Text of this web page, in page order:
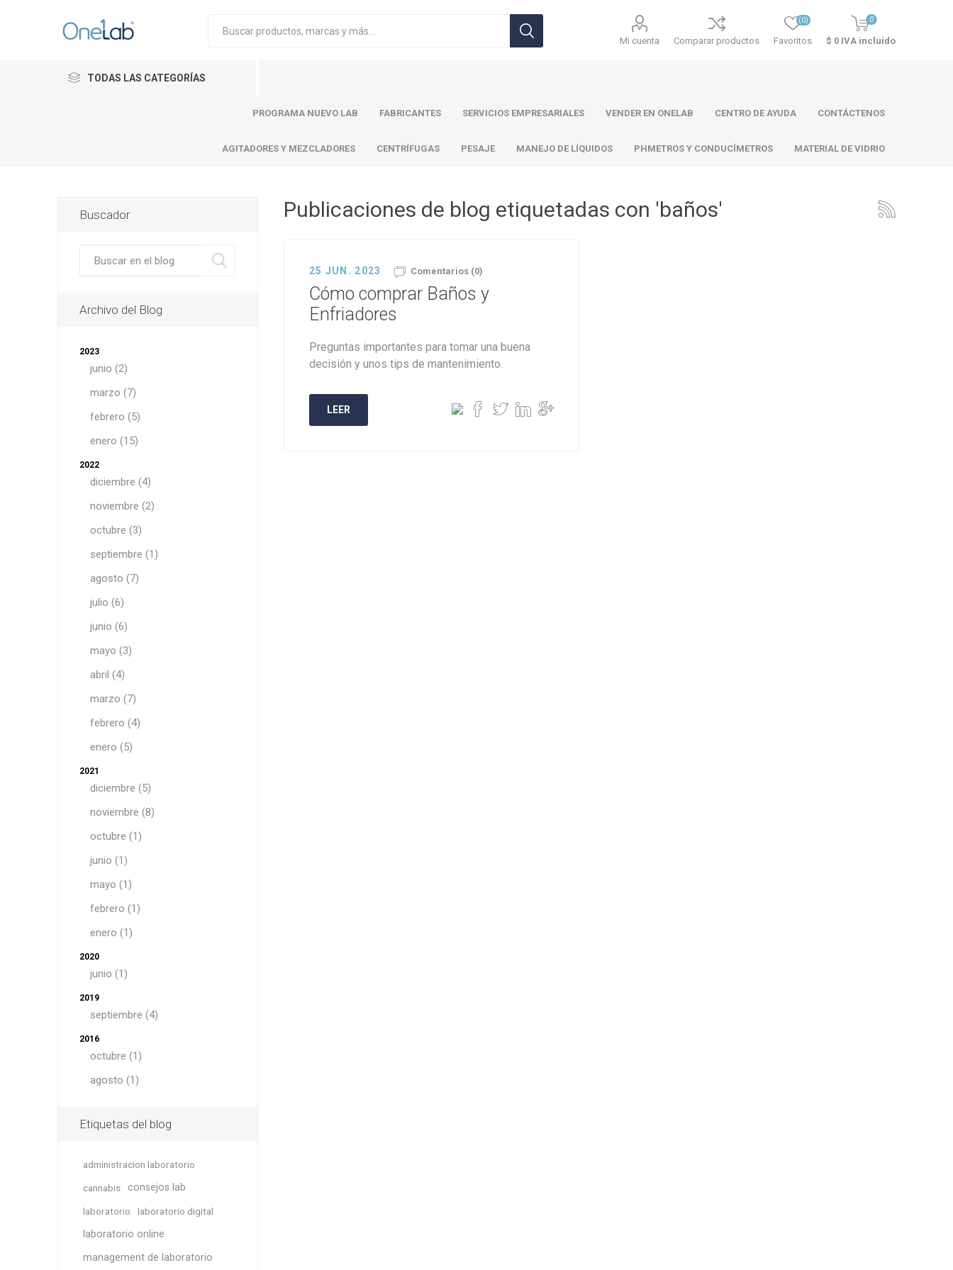
Mi cuenta Comparar productos Favoritos
(0) 0
$ 0 IVA incluido
TODAS LAS CATEGORÍAS
PROGRAMA NUEVO LAB FABRICANTES SERVICIOS EMPRESARIALES VENDER EN ONELAB CENTRO DE AYUDA CONTÁCTENOS
AGITADORES Y MEZCLADORES CENTRÍFUGAS PESAJE MANEJO DE LÍQUIDOS PHMETROS Y CONDUCÍMETROS MATERIAL DE VIDRIO
Publicaciones de blog etiquetadas con 'baños'
25 JUN. 2023 Comentarios (0)
Cómo comprar Baños y
Enfriadores
Preguntas importantes para tomar una buena
decisión y unos tips de mantenimiento.
LEER
Buscador
Archivo del Blog
2023
junio (2)
marzo (7)
febrero (5)
enero (15)
2022
diciembre (4)
noviembre (2)
octubre (3)
septiembre (1)
agosto (7)
julio (6)
junio (6)
mayo (3)
abril (4)
marzo (7)
febrero (4)
enero (5)
2021
diciembre (5)
noviembre (8)
octubre (1)
junio (1)
mayo (1)
febrero (1)
enero (1)
2020
junio (1)
2019
septiembre (4)
2016
octubre (1)
agosto (1)
Etiquetas del blog
administracion laboratorio
cannabis consejos lab
laboratorio laboratorio digital
laboratorio online
management de laboratorio